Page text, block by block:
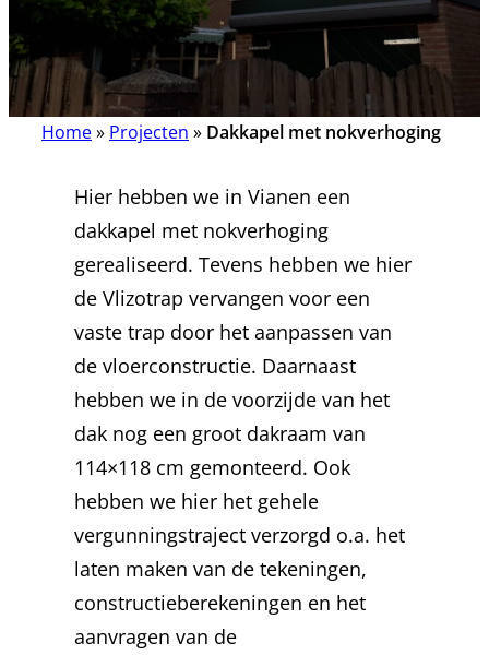
Home» Projecten » Dakkapel met nokverhoging
Hier hebben we in Vianen een
dakkapel met nokverhoging
gerealiseerd. Tevens hebben we hier
de Vlizotrap vervangen voor een
vaste trap door het aanpassen van
de vloerconstructie. Daarnaast
hebben we in de voorzijde van het
dak nog een groot dakraam van
114×118 cm gemonteerd. Ook
hebben we hier het gehele
vergunningstraject verzorgd o.a. het
laten maken van de tekeningen,
constructieberekeningen en het
aanvragen van de